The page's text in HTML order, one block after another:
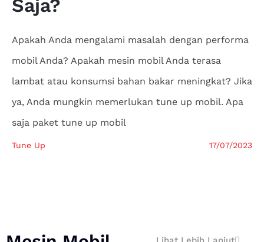
Saja?
Apakah Anda mengalami masalah dengan performa
mobil Anda? Apakah mesin mobil Anda terasa
lambat atau konsumsi bahan bakar meningkat? Jika
ya, Anda mungkin memerlukan tune up mobil. Apa
saja paket tune up mobil
Tune Up 17/07/2023